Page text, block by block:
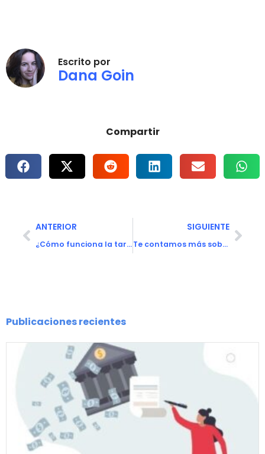
Escrito por
Dana Goin
Compartir
ANTERIOR
¿Cómo funciona la tarjeta Naranja virtual?
SIGUIENTE
Te contamos más sobre Banco Galicia
Publicaciones recientes